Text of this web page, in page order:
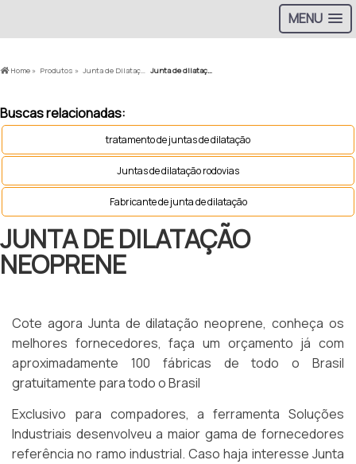
MENU
Home » Produtos » Junta de Dilatação em Rodovias » Junta de dilatação neoprene
Buscas relacionadas:
tratamento de juntas de dilatação
Juntas de dilatação rodovias
Fabricante de junta de dilatação
JUNTA DE DILATAÇÃO
NEOPRENE
Cote agora Junta de dilatação neoprene, conheça os
melhores fornecedores, faça um orçamento já com
aproximadamente 100 fábricas de todo o Brasil
gratuitamente para todo o Brasil
Exclusivo para compadores, a ferramenta Soluções
Industriais desenvolveu a maior gama de fornecedores
referência no ramo industrial. Caso haja interesse Junta